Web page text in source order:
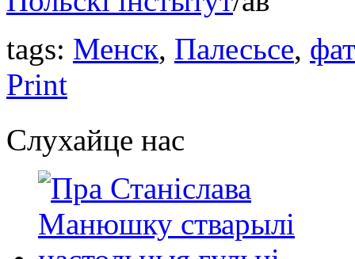
tags: Менск, Палесьсe,
Print
Слухайце нас